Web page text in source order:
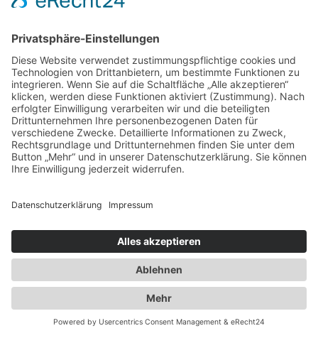
Spezialisten für:
Fernverkehr Transport Europa
Nahverkehr Transport Rhein-Main
UK-Transporte
Lagerlogistik
Weiteres:
Datenschutzerklärung
Duwensee auf Facebook